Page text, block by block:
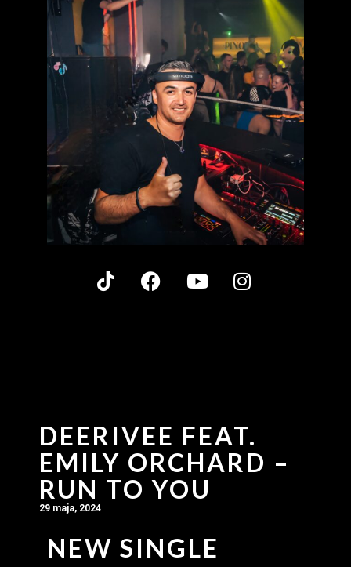
DEERIVEE FEAT.
EMILY ORCHARD –
RUN TO YOU
29 maja, 2024
NEW SINGLE